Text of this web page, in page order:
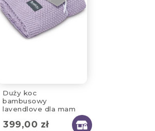
Duży koc
bambusowy
lavendlove dla mam
399,00 zł